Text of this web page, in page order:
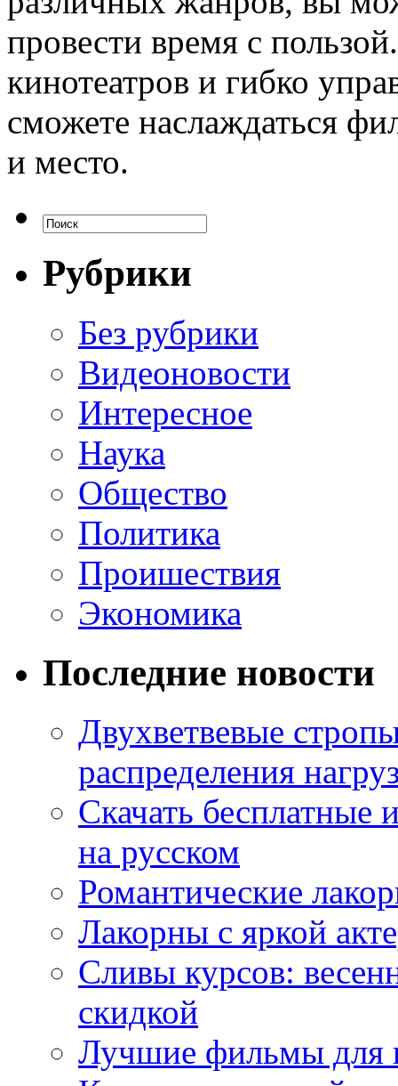
провести время с
кинотеатров и гибко
сможете наслаждаться
и место.
Рубрики
Без рубрики
Видеоновости
Интересное
Наука
Общество
Политика
Проишествия
Экономика
Последние новости
Двухветвевые
распределения
Скачать
на русском
Романтические
Лакорны с яркой
Сливы курсов:
скидкой
Лучшие фильмы для